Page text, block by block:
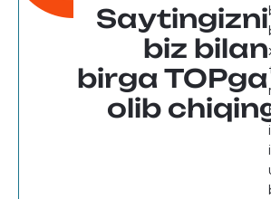
Saytingizni
biz bilan
birga TOPga
olib